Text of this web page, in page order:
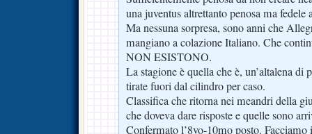
una juventus altrettanto penosa ma fedele
Ma nessuna sorpresa, sono anni che
mangiano a colazione Italiano. Che
NON ESISTONO.
La stagione è quella che è, un’altalena di
tirate fuori dal cilindro per caso.
Classifica che ritorna nei meandri della
che doveva dare risposte e quelle sono
Confermato l’8vo-10mo posto.